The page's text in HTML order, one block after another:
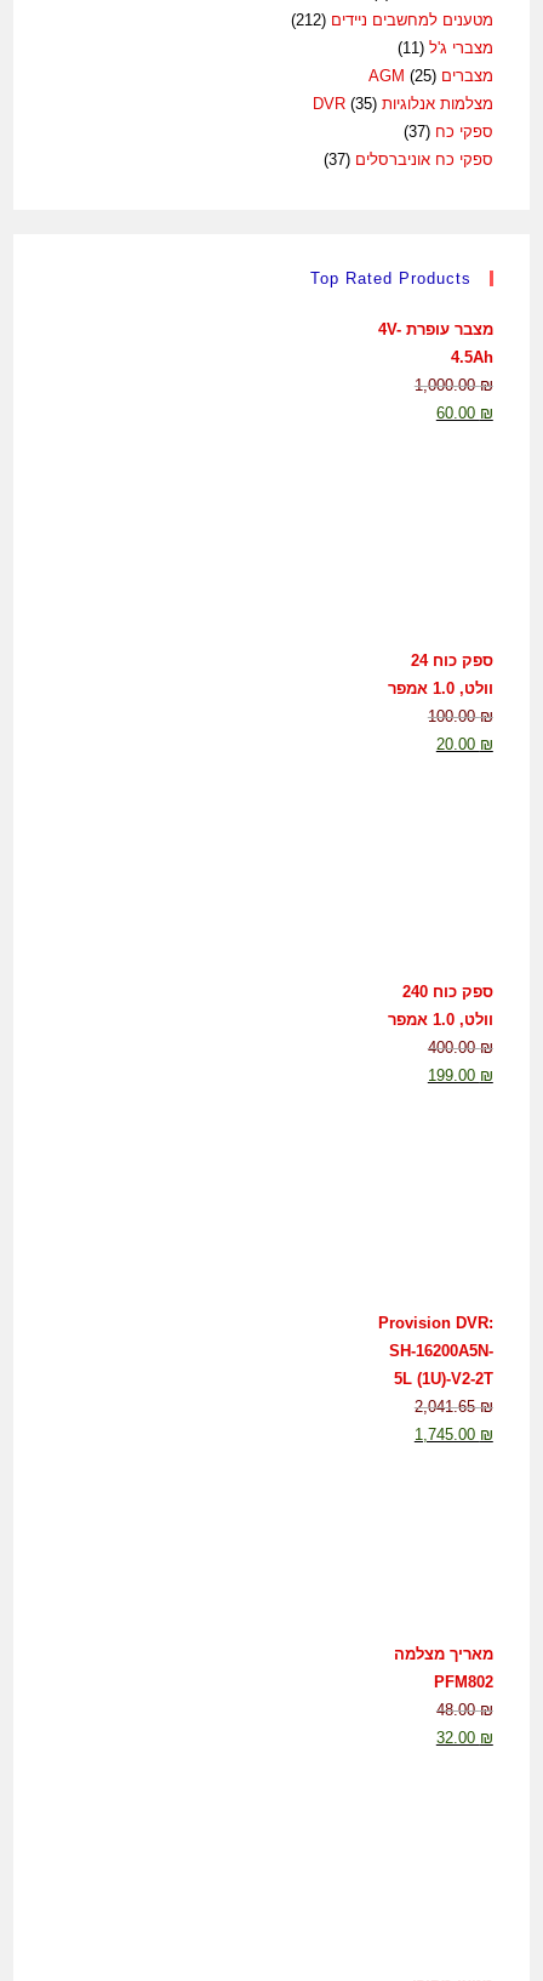
מטענים למחשבים ניידים (212)
מצברי ג'ל (11)
מצברים AGM(25)
מצלמות אנלוגיות DVR(35)
ספקי כח (37)
ספקי כח אוניברסלים (37)
Top Rated Products
מצבר עופרת 4V-
4.5Ah
1,000.00₪
60.00 ₪
ספק כוח 24
וולט, 1.0 אמפר
100.00₪
20.00 ₪
ספק כוח 240
וולט, 1.0 אמפר
400.00₪
199.00 ₪
Provision DVR:
SH-16200A5N-
5L (1U)-V2-2T
2,041.65₪
1,745.00 ₪
מאריך מצלמה
PFM802
48.00₪
32.00 ₪